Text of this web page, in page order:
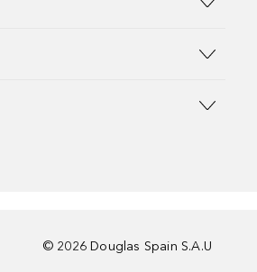
© 2026 Douglas Spain S.A.U